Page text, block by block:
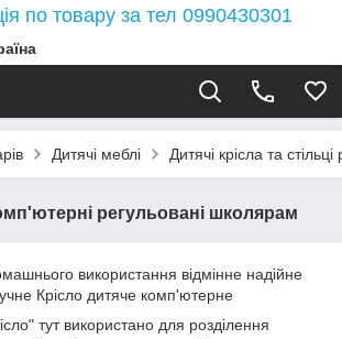
по товару за тел 0990430301
Дитячі меблі Дитячі крісла та стільці
регульовані школярам
використання відмінне надійне
Крісло дитяче комп'ютерне
тут використано для розділення